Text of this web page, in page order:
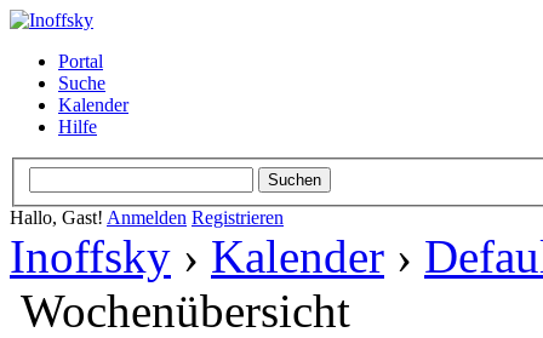
Portal
Suche
Kalender
Hilfe
Hallo, Gast! Anmelden Registrieren
Inoffsky › Kalender ›
Wochenübersicht